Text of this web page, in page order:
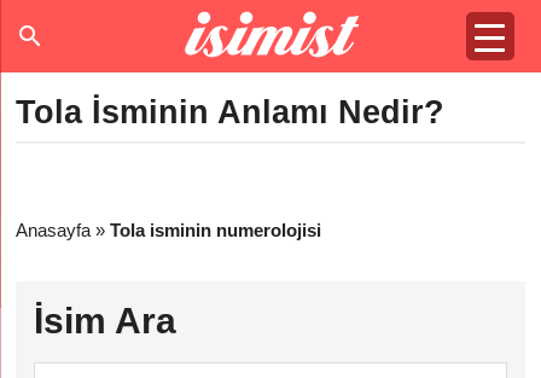
Tola İsminin Anlamı Nedir?
Anasayfa »Tola isminin numerolojisi
İsim Ara